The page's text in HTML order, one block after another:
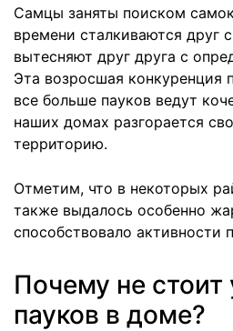
Самцы заняты поиском
времени сталкиваются друг
вытесняют друг друга с
Эта возросшая конкуренция
все больше пауков ведут
наших домах разгорается
территорию.
Отметим, что в некоторых
также выдалось особенно
способствовало активности
Почему не стоит
пауков в доме?